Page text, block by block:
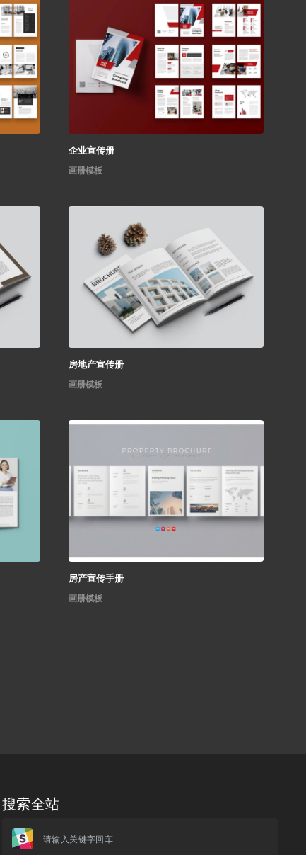
企业宣传册
画册模板
房地产宣传册
画册模板
房产宣传手册
画册模板
搜索全站
请输入关键字回车